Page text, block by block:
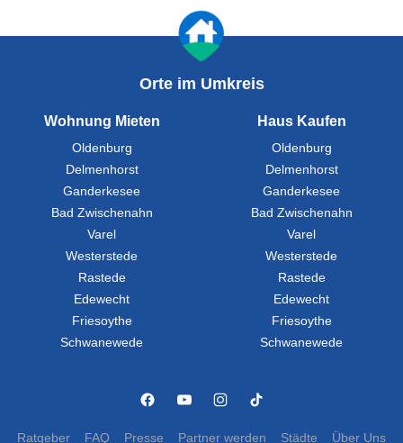
Orte im Umkreis
Wohnung Mieten
Oldenburg
Delmenhorst
Ganderkesee
Bad Zwischenahn
Varel
Westerstede
Rastede
Edewecht
Friesoythe
Schwanewede
Haus Kaufen
Oldenburg
Delmenhorst
Ganderkesee
Bad Zwischenahn
Varel
Westerstede
Rastede
Edewecht
Friesoythe
Schwanewede
Ratgeber FAQ Presse Partner werden Städte Über Uns